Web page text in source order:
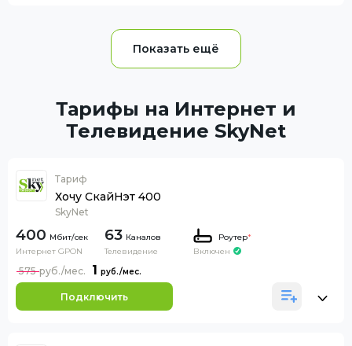
Тарифы на Интернет и
Телевидение SkyNet
Тариф
Хочу СкайНэт 400
SkyNet
400
Интернет GPON
63 Каналов
Телевидение
Роутер*
Включен
1
575
Подключить